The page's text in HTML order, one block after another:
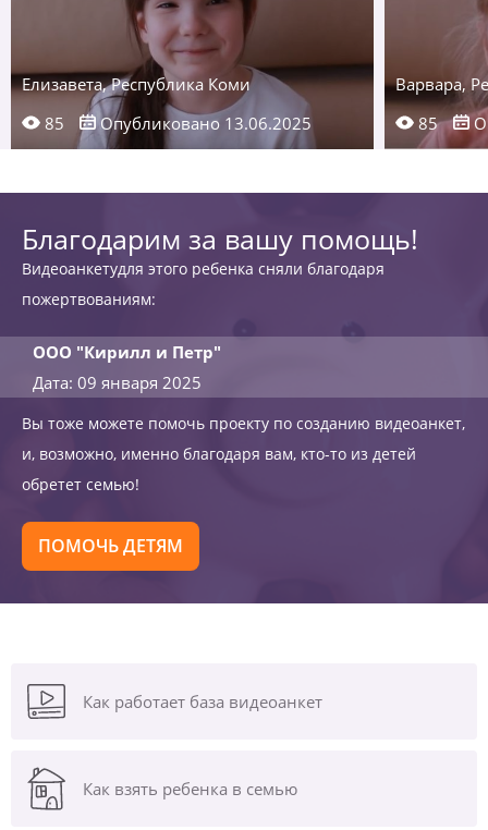
Елизавета, Республика Коми
85
Опубликовано 13.06.2025
Варвара,
85
Благодарим за вашу помощь!
Видеоанкетудля этого ребенка сняли благодаря
пожертвованиям:
ООО "Кирилл и Петр"
Дата: 09 января 2025
Вы тоже можете помочь проекту по созданию видеоанкет,
и, возможно, именно благодаря вам, кто-то из детей
обретет семью!
ПОМОЧЬ ДЕТЯМ
Как работает база видеоанкет
Как взять ребенка в семью